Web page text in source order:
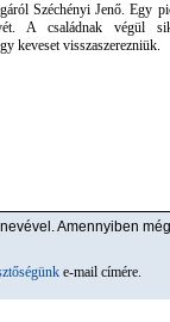
Széchényi Jenő. Egy
A családnak végül
keveset visszaszerezniük.
Amennyiben
e-mail címére.